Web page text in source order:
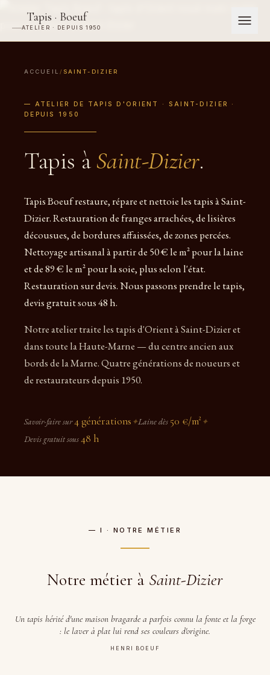
Tapis · Boeuf
ATELIER · DEPUIS 1950
ACCUEIL / SAINT-DIZIER
— ATELIER DE TAPIS D'ORIENT · SAINT-DIZIER ·
DEPUIS 1950
Tapis à Saint-Dizier.
Tapis Boeuf restaure, répare et nettoie les tapis à Saint-
Dizier. Restauration de franges arrachées, de lisières
décousues, de bordures affaissées, de zones percées.
Nettoyage artisanal à partir de 50 € le m² pour la laine
et de 89 € le m² pour la soie, plus selon l'état.
Restauration sur devis. Nous passons prendre le tapis,
devis gratuit sous 48 h.
Notre atelier traite les tapis d'Orient à Saint-Dizier et
dans toute la Haute-Marne — du centre ancien aux
bords de la Marne. Quatre générations de noueurs et
de restaurateurs depuis 1950.
Savoir-faire sur4 générations ✦Laine dès 50 €/m² ✦
Devis gratuit sous48 h
— I · NOTRE MÉTIER
Notre métier à Saint-Dizier
Un tapis hérité d'une maison bragarde a parfois connu la fonte et la forge
: le laver à plat lui rend ses couleurs d'origine.
HENRI BOEUF